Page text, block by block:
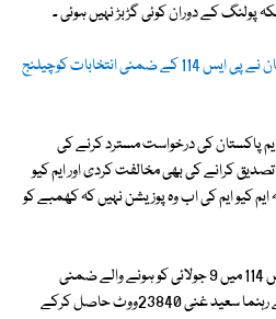
پولنگ کے دوران کوئی گڑبڑ نہیں ہوئی ۔
ایم کیوایم پاکستان نے پی ایس 114 کے ضمنی انتخابات کوچیلنج
پاکستان کی درخواست مسترد کرنے کی
کرانے کی بھی مخالفت کردی اور ایم کیو
ایم کیو ایم کی اب وہ پوزیشن نہیں کہ کھمبے کو
واضح رہے کہ کراچی کے حلقے پی ایس 114 میں 9 جولائی کو ہونے والے ضمنی
انتخابات میں پاکستان پیپیلز پارٹی کے رہنما سعید غنی 23840ووٹ حاصل کرکے